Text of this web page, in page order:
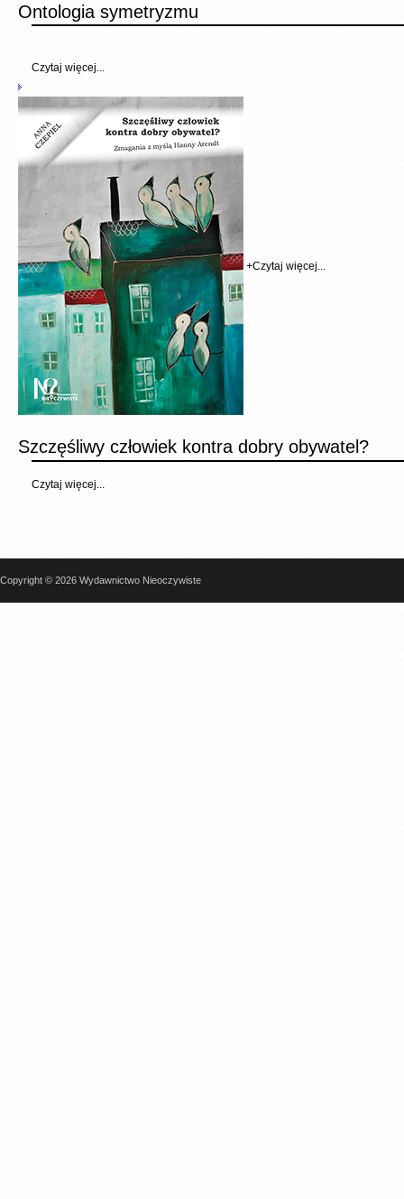
Ontologia symetryzmu
Czytaj więcej...
+Czytaj więcej...
Szczęśliwy człowiek kontra dobry obywatel?
Czytaj więcej...
Copyright © 2026 Wydawnictwo Nieoczywiste